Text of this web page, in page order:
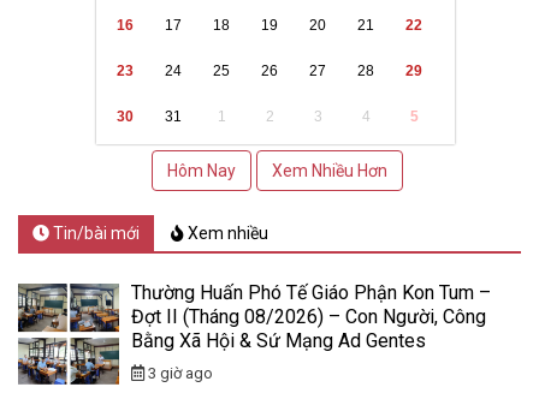
16 17 18 19 20 21 22
23 24 25 26 27 28 29
30 31 1 2 3 4 5
Hôm Nay Xem Nhiều Hơn
Tin/bài mới Xem nhiều
Thường Huấn Phó Tế Giáo Phận Kon Tum –
Đợt II (Tháng 08/2026) – Con Người, Công
Bằng Xã Hội & Sứ Mạng Ad Gentes
3 giờ ago